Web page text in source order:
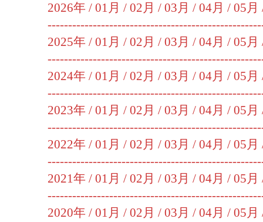
2026年 / 01月 / 02月 / 03月 / 04月 / 05月
2025年 / 01月 / 02月 / 03月 / 04月 / 05月
2024年 / 01月 / 02月 / 03月 / 04月 / 05月
2023年 / 01月 / 02月 / 03月 / 04月 / 05月
2022年 / 01月 / 02月 / 03月 / 04月 / 05月
2021年 / 01月 / 02月 / 03月 / 04月 / 05月
2020年 / 01月 / 02月 / 03月 / 04月 / 05月